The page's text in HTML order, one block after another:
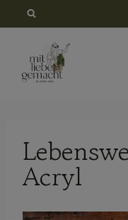
springen
Acryl